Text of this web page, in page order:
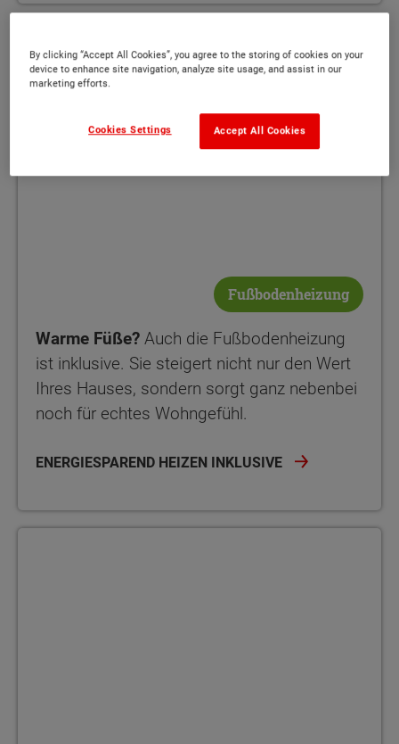
Fußbodenheizung
Warme Füße? Auch die Fußbodenheizung
ist inklusive. Sie steigert nicht nur den Wert
Ihres Hauses, sondern sorgt ganz nebenbei
noch für echtes Wohngefühl.
ENERGIESPAREND HEIZEN INKLUSIVE
By clicking “Accept All Cookies”, you agree to the storing of cookies on your
device to enhance site navigation, analyze site usage, and assist in our
marketing efforts.
Accept All Cookies
Cookies Settings